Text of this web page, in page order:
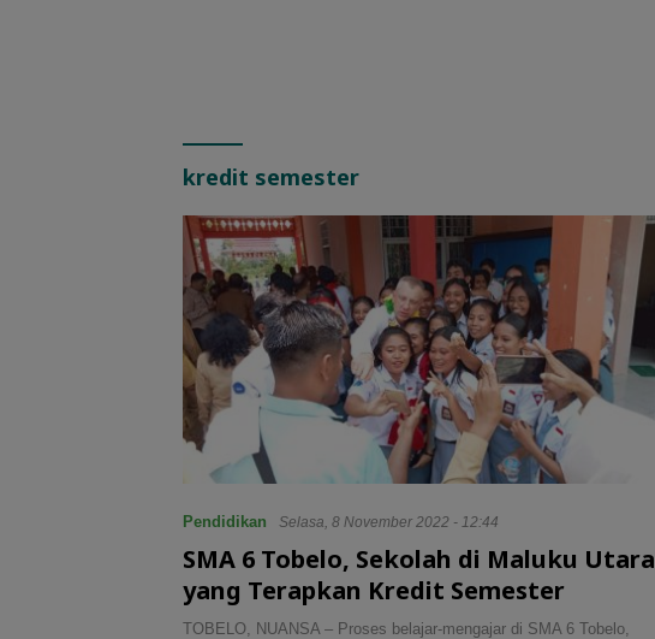
kredit semester
Pendidikan Selasa, 8 November 2022 - 12:44
SMA 6 Tobelo, Sekolah di Maluku Utara
yang Terapkan Kredit Semester
TOBELO, NUANSA – Proses belajar-mengajar di SMA 6 Tobelo,